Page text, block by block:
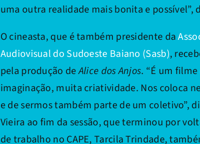
uma outra realidade mais bonita e possível”,
O cineasta, que é também presidente da
Audiovisual do Sudoeste Baiano (Sasb),
pela produção deAlice dos Anjos. “É um
imaginação, muita criatividade. Nos coloca
e de sermos também parte de um coletivo”,
Vieira ao fim da sessão, que terminou por
de trabalho no CAPE, Tarcila Trindade,